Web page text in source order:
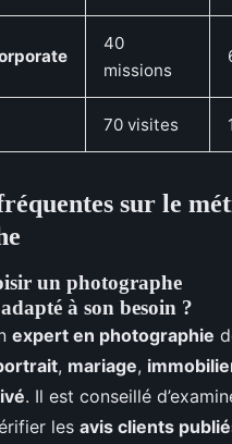
40
missions
70 visites
sur le
un photographe
à son besoin ?
expert en photographie
, mariage,
. Il est conseillé
les avis clients